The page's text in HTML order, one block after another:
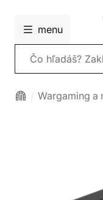
menu
Vyhľadávanie
Wargaming a